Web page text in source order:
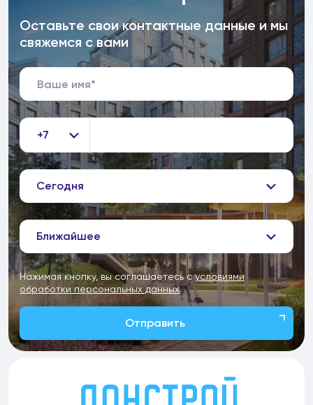
Оставьте свои контактные данные и мы
свяжемся с вами
+7
Сегодня
Ближайшее
Нажимая кнопку, вы соглашаетесь сусловиями
обработки персональных данных
Отправить